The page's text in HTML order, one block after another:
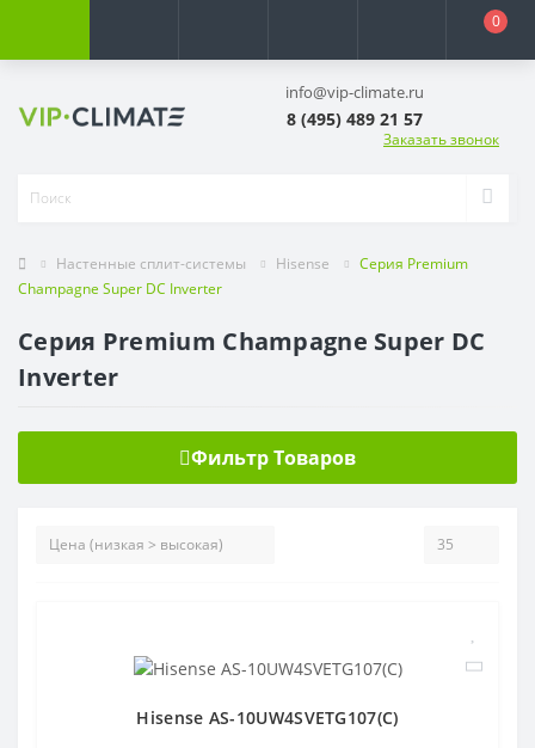
0
info@vip-climate.ru
8 (495) 489 21 57
Заказать звонок
Настенные сплит-системы Hisense
Серия Premium
Champagne Super DC Inverter
Серия Premium Champagne Super DC
Inverter
Фильтр Товаров
Hisense AS-10UW4SVETG107(C)